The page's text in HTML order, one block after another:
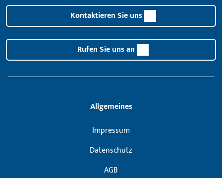
Kontaktieren Sie uns
Rufen Sie uns an
Allgemeines
Impressum
Datenschutz
AGB